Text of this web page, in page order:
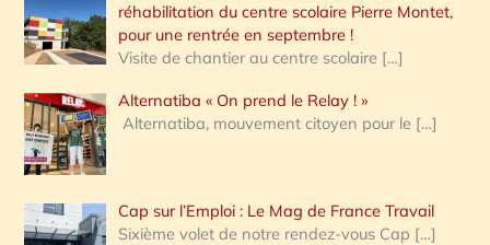
réhabilitation du centre scolaire Pierre Montet,
pour une rentrée en septembre !
Visite de chantier au centre scolaire […]
Alternatiba « On prend le Relay ! »
Alternatiba, mouvement citoyen pour le […]
Cap sur l’Emploi : Le Mag de France Travail
Sixième volet de notre rendez-vous Cap […]